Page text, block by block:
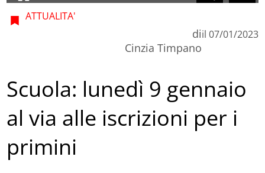
ATTUALITA'
di
Cinzia Timpano
il 07/01/2023
Scuola: lunedì 9 gennaio
al via alle iscrizioni per i
primini